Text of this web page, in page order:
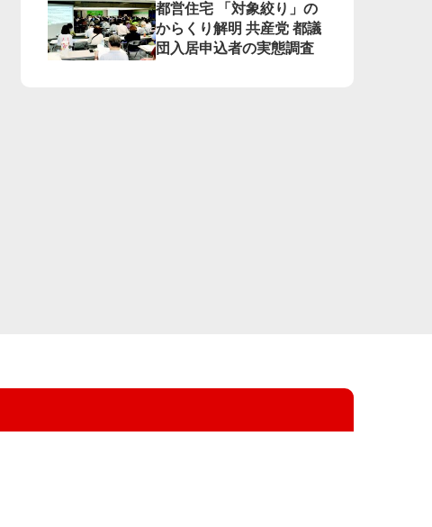
都営住宅 「対象絞り」の
からくり解明 共産党 都議
団入居申込者の実態調査